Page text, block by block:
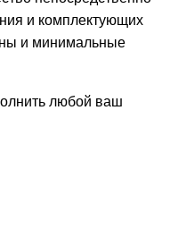
и комплектующих
и минимальные
любой ваш